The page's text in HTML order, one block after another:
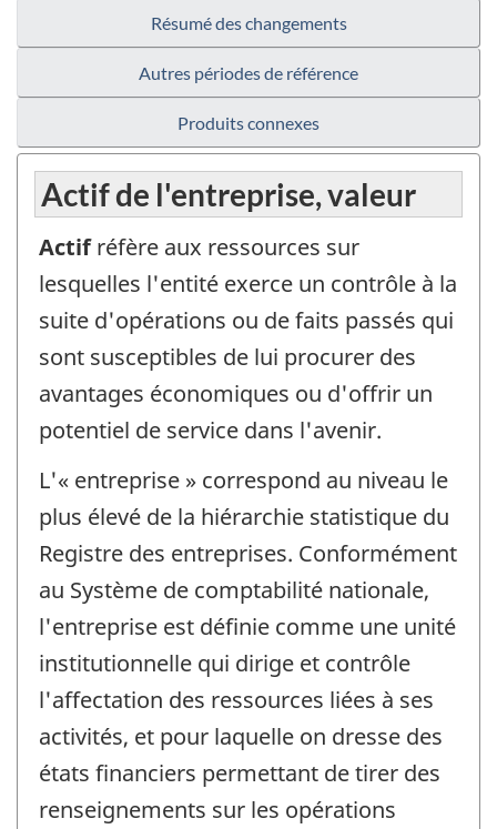
Résumé des changements
Autres périodes de référence
Produits connexes
Actif de l'entreprise, valeur
Actifréfère aux ressources sur
lesquelles l'entité exerce un contrôle à la
suite d'opérations ou de faits passés qui
sont susceptibles de lui procurer des
avantages économiques ou d'offrir un
potentiel de service dans l'avenir.
L'« entreprise » correspond au niveau le
plus élevé de la hiérarchie statistique du
Registre des entreprises. Conformément
au Système de comptabilité nationale,
l'entreprise est définie comme une unité
institutionnelle qui dirige et contrôle
l'affectation des ressources liées à ses
activités, et pour laquelle on dresse des
états financiers permettant de tirer des
renseignements sur les opérations